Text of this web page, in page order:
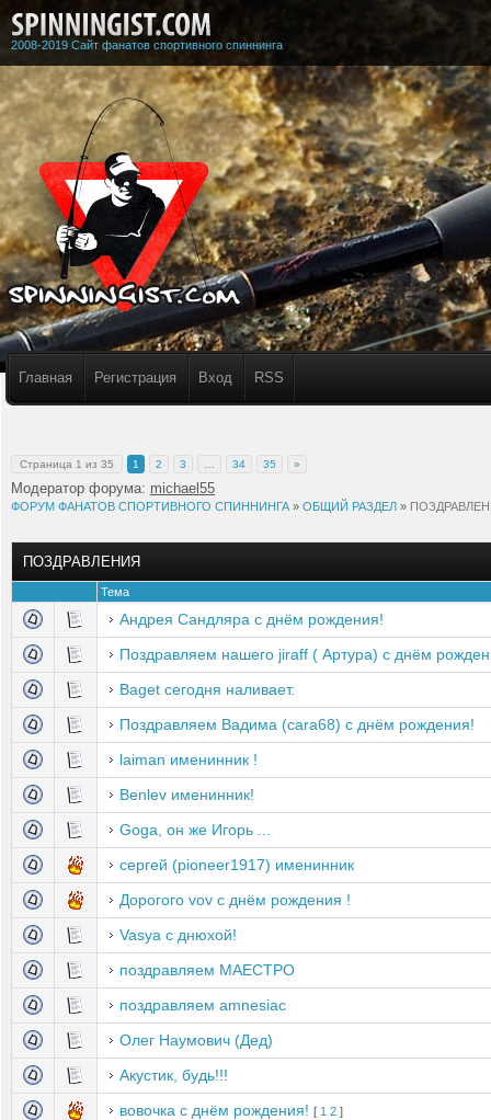
2008-2019 Сайт фанатов спортивного спиннинга
Главная Регистрация Вход RSS
Страница 1 из 35 1 2 3 34 35 »
Модератор форума: michael55
ФОРУМ ФАНАТОВ СПОРТИВНОГО СПИННИНГА » ОБЩИЙ РАЗДЕЛ »
ПОЗДРАВЛЕНИЯ
Тема
Андрея Сандляра с днём рождения!
Поздравляем нашего jiraff ( Артура) с днём
Baget сегодня наливает.
Поздравляем Вадима (cara68) с днём рождения!
laiman именинник !
Benlev именинник!
Goga, он же Игорь ...
сергей (pioneer1917) именинник
Дорогого vov с днём рождения !
Vasya с днюхой!
поздравляем МАЕСТРО
поздравляем amnesiac
Олег Наумович (Дед)
Акустик, будь!!!
вовочка с днём рождения! [ 1 2 ]